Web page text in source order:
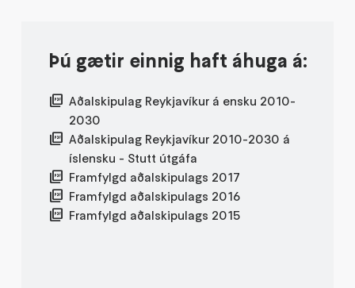
Þú gætir einnig haft áhuga á:
Aðalskipulag Reykjavíkur á ensku 2010-
2030
Aðalskipulag Reykjavíkur 2010-2030 á
íslensku - Stutt útgáfa
Framfylgd aðalskipulags 2017
Framfylgd aðalskipulags 2016
Framfylgd aðalskipulags 2015